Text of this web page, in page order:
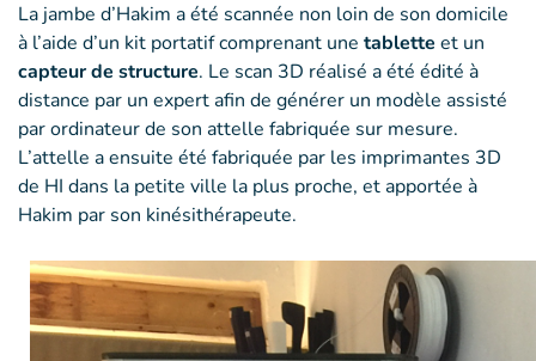
La jambe d’Hakim a été scannée non loin de son domicile
à l’aide d’un kit portatif comprenant une tablette et un
capteur de structure. Le scan 3D réalisé a été édité à
distance par un expert afin de générer un modèle assisté
par ordinateur de son attelle fabriquée sur mesure.
L’attelle a ensuite été fabriquée par les imprimantes 3D
de HI dans la petite ville la plus proche, et apportée à
Hakim par son kinésithérapeute.